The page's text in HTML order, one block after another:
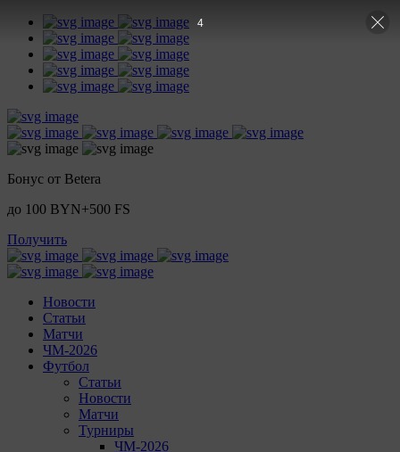
Бонус от Betera
до 100 BYN+500 FS
Получить
Новости
Статьи
Матчи
ЧМ-2026
Футбол
Статьи
Новости
Матчи
Турниры
ЧМ-2026
3